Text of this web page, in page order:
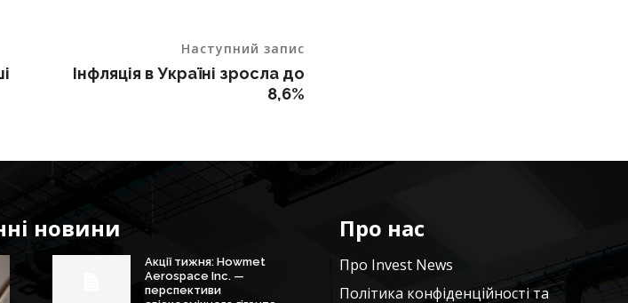
Наступний запис
Інфляція в Україні зросла до
8,6%
новини
Акції тижня: Howmet
Aerospace Inc. —
перспективи
Про нас
Про Invest News
Політика конфіденційності та